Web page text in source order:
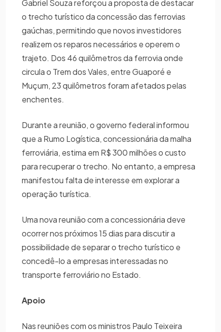
Gabriel Souza reforçou a proposta de destacar
o trecho turístico da concessão das ferrovias
gaúchas, permitindo que novos investidores
realizem os reparos necessários e operem o
trajeto. Dos 46 quilômetros da ferrovia onde
circula o Trem dos Vales, entre Guaporé e
Muçum, 23 quilômetros foram afetados pelas
enchentes.
Durante a reunião, o governo federal informou
que a Rumo Logística, concessionária da malha
ferroviária, estima em R$ 300 milhões o custo
para recuperar o trecho. No entanto, a empresa
manifestou falta de interesse em explorar a
operação turística.
Uma nova reunião com a concessionária deve
ocorrer nos próximos 15 dias para discutir a
possibilidade de separar o trecho turístico e
concedê-lo a empresas interessadas no
transporte ferroviário no Estado.
Apoio
Nas reuniões com os ministros Paulo Teixeira